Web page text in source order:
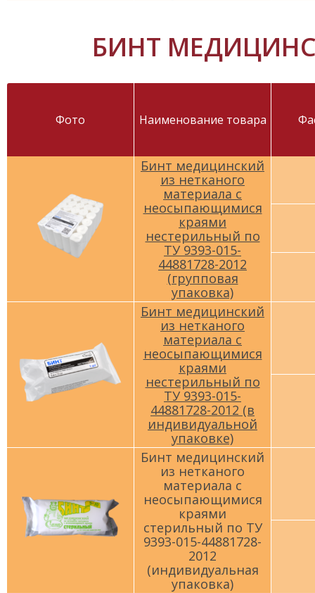
БИНТ
Фото Наименование товара
Бинт медицинский
из нетканого
материала с
неосыпающимися
краями
нестерильный по
ТУ 9393-015-
44881728-2012
(групповая
упаковка)
Бинт медицинский
из нетканого
материала с
неосыпающимися
краями
нестерильный по
ТУ 9393-015-
44881728-2012 (в
индивидуальной
упаковке)
Бинт медицинский
из нетканого
материала с
неосыпающимися
краями
стерильный по ТУ
9393-015-44881728-
2012
(индивидуальная
упаковка)